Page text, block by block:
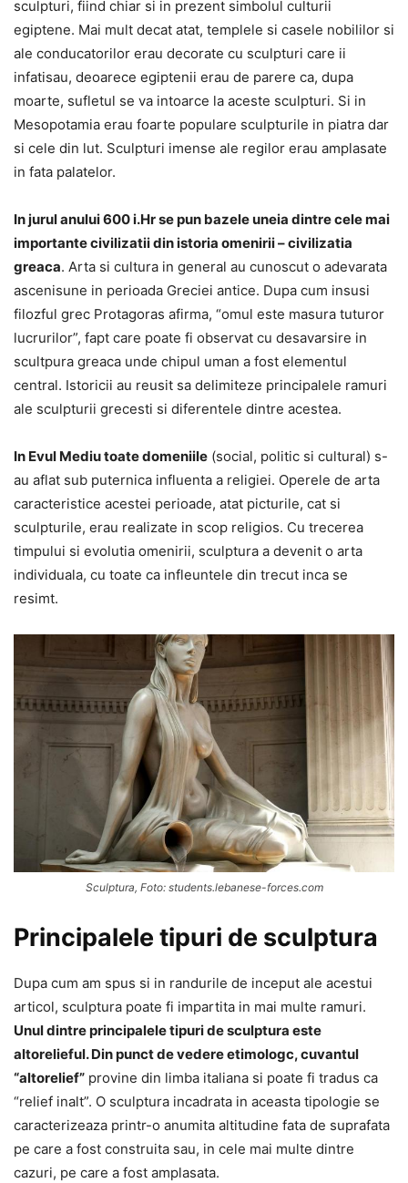
sculpturi, fiind chiar si in prezent simbolul culturii
egiptene. Mai mult decat atat, templele si casele nobililor si
ale conducatorilor erau decorate cu sculpturi care ii
infatisau, deoarece egiptenii erau de parere ca, dupa
moarte, sufletul se va intoarce la aceste sculpturi. Si in
Mesopotamia erau foarte populare sculpturile in piatra dar
si cele din lut. Sculpturi imense ale regilor erau amplasate
in fata palatelor.
In jurul anului 600 i.Hr se pun bazele uneia dintre cele mai
importante civilizatii din istoria omenirii – civilizatia
greaca. Arta si cultura in general au cunoscut o adevarata
ascenisune in perioada Greciei antice. Dupa cum insusi
filozful grec Protagoras afirma, “omul este masura tuturor
lucrurilor”, fapt care poate fi observat cu desavarsire in
scultpura greaca unde chipul uman a fost elementul
central. Istoricii au reusit sa delimiteze principalele ramuri
ale sculpturii grecesti si diferentele dintre acestea.
In Evul Mediu toate domeniile (social, politic si cultural) s-
au aflat sub puternica influenta a religiei. Operele de arta
caracteristice acestei perioade, atat picturile, cat si
sculpturile, erau realizate in scop religios. Cu trecerea
timpului si evolutia omenirii, sculptura a devenit o arta
individuala, cu toate ca infleuntele din trecut inca se
resimt.
Sculptura, Foto: students.lebanese-forces.com
Principalele tipuri de sculptura
Dupa cum am spus si in randurile de inceput ale acestui
articol, sculptura poate fi impartita in mai multe ramuri.
Unul dintre principalele tipuri de sculptura este
altorelieful. Din punct de vedere etimologc, cuvantul
“altorelief” provine din limba italiana si poate fi tradus ca
“relief inalt”. O sculptura incadrata in aceasta tipologie se
caracterizeaza printr-o anumita altitudine fata de suprafata
pe care a fost construita sau, in cele mai multe dintre
cazuri, pe care a fost amplasata.